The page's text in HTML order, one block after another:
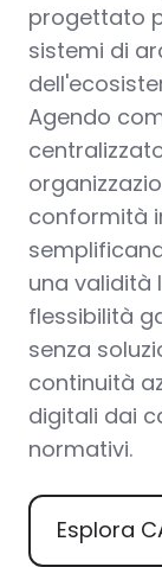
progettato
sistemi di
Agendo
conformità
una validità
flessibilità
senza
continuità
digitali dai
normativi.
Esplora